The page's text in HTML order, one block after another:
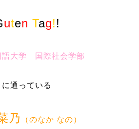
uten Tag!!
語大学 国際社会学部
に通っている
乃 （のなか なの）